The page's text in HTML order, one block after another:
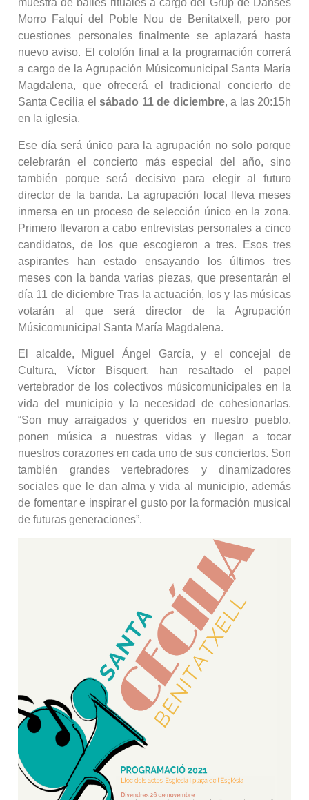
muestra de bailes rituales a cargo del Grup de Danses
Morro Falquí del Poble Nou de Benitatxell, pero por
cuestiones personales finalmente se aplazará hasta
nuevo aviso. El colofón final a la programación correrá
a cargo de la Agrupación Músicomunicipal Santa María
Magdalena, que ofrecerá el tradicional concierto de
Santa Cecilia elsábado 11 de diciembre, a las 20:15h
en la iglesia.
Ese día será único para la agrupación no solo porque
celebrarán el concierto más especial del año, sino
también porque será decisivo para elegir al futuro
director de la banda. La agrupación local lleva meses
inmersa en un proceso de selección único en la zona.
Primero llevaron a cabo entrevistas personales a cinco
candidatos, de los que escogieron a tres. Esos tres
aspirantes han estado ensayando los últimos tres
meses con la banda varias piezas, que presentarán el
día 11 de diciembre Tras la actuación, los y las músicas
votarán al que será director de la Agrupación
Músicomunicipal Santa María Magdalena.
El alcalde, Miguel Ángel García, y el concejal de
Cultura, Víctor Bisquert, han resaltado el papel
vertebrador de los colectivos músicomunicipales en la
vida del municipio y la necesidad de cohesionarlas.
“Son muy arraigados y queridos en nuestro pueblo,
ponen música a nuestras vidas y llegan a tocar
nuestros corazones en cada uno de sus conciertos. Son
también grandes vertebradores y dinamizadores
sociales que le dan alma y vida al municipio, además
de fomentar e inspirar el gusto por la formación musical
de futuras generaciones”.